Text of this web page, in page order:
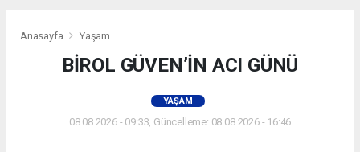
Anasayfa Yaşam
BİROL GÜVEN’İN ACI GÜNÜ
YAŞAM
08.08.2026 - 09:33, Güncelleme: 08.08.2026 - 16:46